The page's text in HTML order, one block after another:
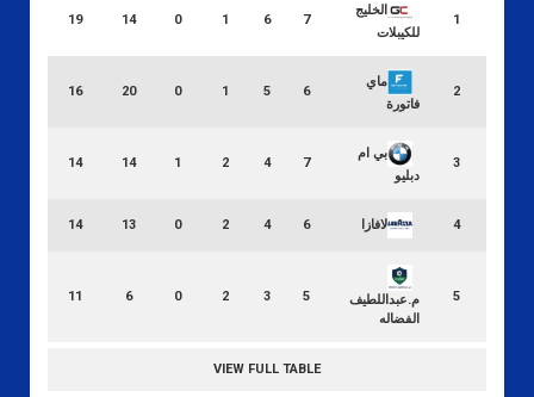
1
الخليج
للكيبلات
7
6
1
0
14
19
2
ماي
فاتورة
6
5
1
0
20
16
3
بي ام
دبليو
7
4
2
1
14
14
4 لافازا 6
4
2
0
13
14
5
م.عبداللطيف
الفضاله
5
3
2
0
6
11
VIEW FULL TABLE